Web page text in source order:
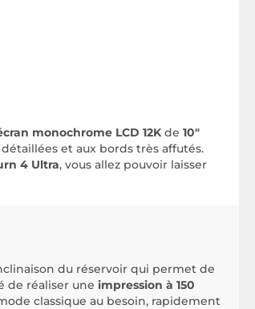
monochrome LCD 12Kde 10"
et aux bords très affutés.
4 Ultra, vous allez pouvoir laisser
du réservoir qui permet de
de réaliser une impression à 150
classique au besoin, rapidement